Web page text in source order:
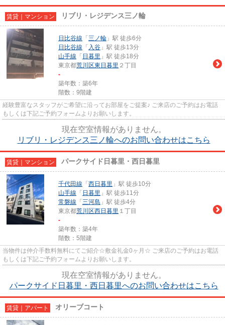
賃貸｜マンション リブリ・レジデンス三ノ輪
日比谷線 「 三ノ輪 」駅 徒歩6分
日比谷線 「 入谷 」駅 徒歩13分
山手線 「 日暮里 」駅 徒歩18分
東京都荒川区東日暮里 ２丁目
-
築年数：築6年
階数：9階建
経験豊富なスタッフがご希望に沿ってお部屋をご提案♪ ご来店のご予約はお電話
もしくは下記ご予約フォームよりお願いします。
現在空室情報がありません。
リブリ・レジデンス三ノ輪へのお問い合わせはこちら
賃貸｜マンション パークサイド日暮里・西日暮里
千代田線 「 西日暮里 」駅 徒歩10分
山手線 「 日暮里 」駅 徒歩11分
常磐線 「 三河島 」駅 徒歩4分
東京都荒川区西日暮里 １丁目
-
築年数：築4年
階数：5階建
当物件は仲介手数料無料にてご紹介☆敷金礼金0ヶ月☆ ご来店のご予約はお電話
もしくは下記ご予約フォームよりお願いします。
現在空室情報がありません。
パークサイド日暮里・西日暮里へのお問い合わせはこちら
賃貸｜アパート オリーブコート